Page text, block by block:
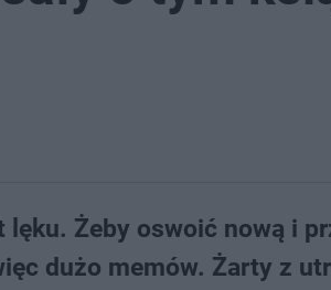
lęku. Żeby oswoić nową i
dużo memów. Żarty z